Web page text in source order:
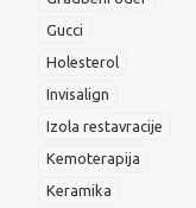
Gucci
Holesterol
Invisalign
Izola restavracije
Kemoterapija
Keramika